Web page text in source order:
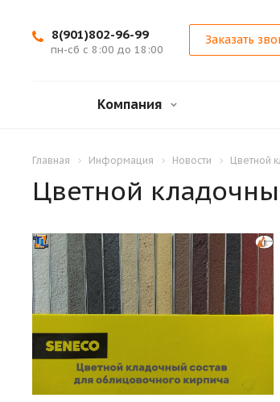
8(901)802-96-99
пн-сб с 8:00 до 18:00
Заказать
Компания
Главная Информация Новости Цветной
Цветной